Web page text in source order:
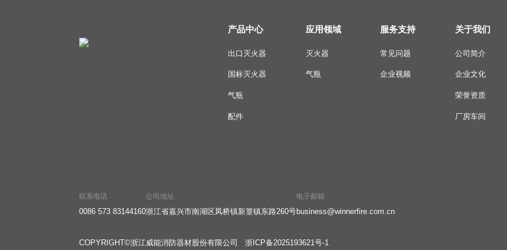
产品中心
出口灭火器
国标灭火器
气瓶
配件
应用领域
灭火器
气瓶
服务支持
常见问题
企业视频
关于我们
公司简介
企业文化
荣誉资质
厂房车间
联系电话
0086 573 83144160
公司地址
浙江省嘉兴市南湖区凤桥镇新篁镇东路260号
电子邮箱
business@winnerfire.com.cn
COPYRIGHT©浙江威能消防器材股份有限公司浙ICP备2025193621号-1